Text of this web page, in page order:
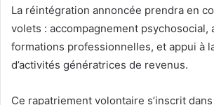
La réintégration annoncée prendra en
volets : accompagnement psychosocial,
formations professionnelles, et appui à
d’activités génératrices de revenus.
Ce rapatriement volontaire s’inscrit